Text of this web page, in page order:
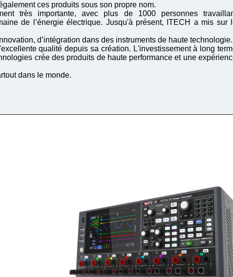
ces produits sous son propre nom.
très importante, avec plus de 1000 personnes
de l’énergie électrique. Jusqu'à présent, ITECH a mis sur
d’intégration dans des instruments de haute technologie.
qualité depuis sa création. L'investissement à long
crée des produits de haute performance et une
dans le monde.